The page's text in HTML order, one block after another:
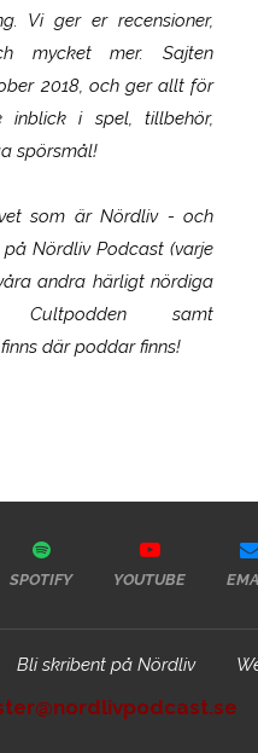
Vi ger er recensioner,
mycket mer. Sajten
2018, och ger allt för
i spel, tillbehör,
spörsmål!
som ärNördliv- och
Nördliv Podcast (varje
andra härligt nördiga
samt
där poddar finns!
Omega
SPOTIFY YOUTUBE
Bli skribent på Nördliv